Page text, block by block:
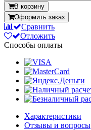
В корзину
Оформить заказ
Сравнить
Отложить
Способы оплаты
Характеристики
Отзывы и вопросы